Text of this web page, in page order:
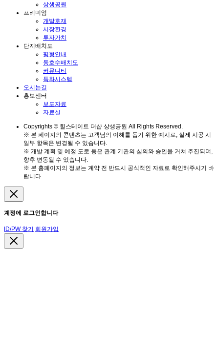
상생공원
프리미엄
개발호재
시장환경
투자가치
단지배치도
평형안내
동호수배치도
커뮤니티
특화시스템
오시는길
홍보센터
보도자료
자료실
Copyrights © 힐스테이트 더샵 상생공원 All Rights Reserved.
※ 본 페이지의 콘텐츠는 고객님의 이해를 돕기 위한 예시로, 실제 시공 시
일부 항목은 변경될 수 있습니다.
※ 개발 계획 및 예정 도로 등은 관계 기관의 심의와 승인을 거쳐 추진되며,
향후 변동될 수 있습니다.
※ 본 홈페이지의 정보는 계약 전 반드시 공식적인 자료로 확인해주시기 바
랍니다.
계정에 로그인합니다
ID/PW 찾기 회원가입